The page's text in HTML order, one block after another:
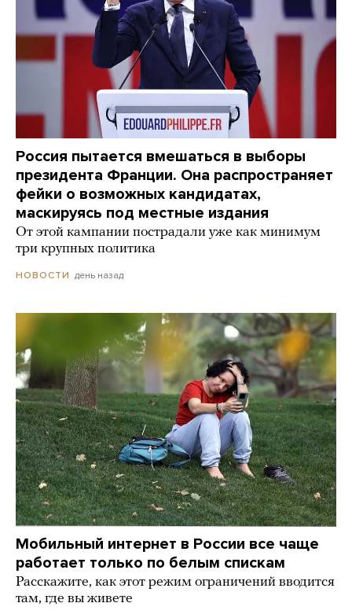
Россия пытается вмешаться в выборы
президента Франции. Она распространяет
фейки о возможных кандидатах,
маскируясь под местные издания
От этой кампании пострадали уже как минимум
три крупных политика
НОВОСТИ день назад
Мобильный интернет в России все чаще
работает только по белым спискам
Расскажите, как этот режим ограничений вводится
там, где вы живете